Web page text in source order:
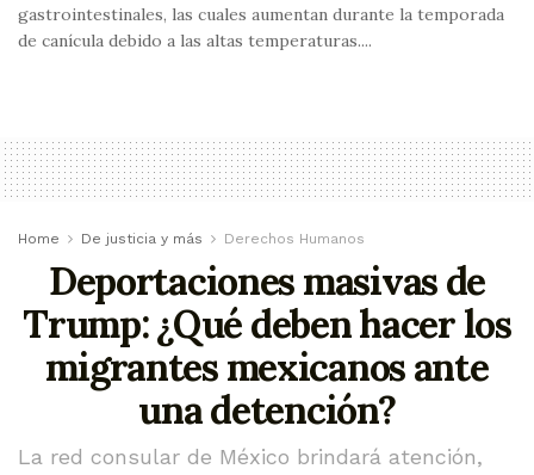
gastrointestinales, las cuales aumentan durante la temporada
de canícula debido a las altas temperaturas....
Home De justicia y más Derechos Humanos
Deportaciones masivas de
Trump: ¿Qué deben hacer los
migrantes mexicanos ante
una detención?
La red consular de México brindará atención,